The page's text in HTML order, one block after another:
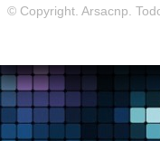
© Copyright. Arsacnp.